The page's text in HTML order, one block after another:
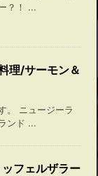
？！ ...
理/サーモン＆
。 ニュージーラ
ンド ...
フェルザラー